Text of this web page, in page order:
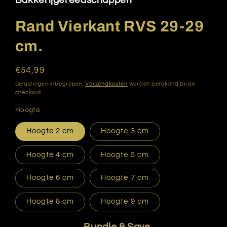
Rand Vierkant RVS 29-29
cm.
Normale
prijs
€54,99
Belastingen inbegrepen.Verzendkosten worden berekend bij de
checkout.
Hoogte
Hoogte 2 cm Hoogte 3 cm
Hoogte 4 cm Hoogte 5 cm
Hoogte 6 cm Hoogte 7 cm
Hoogte 8 cm Hoogte 9 cm